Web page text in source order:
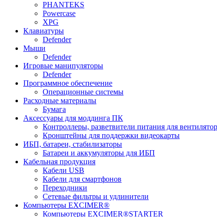
PHANTEKS
Powercase
XPG
Клавиатуры
Defender
Мыши
Defender
Игровые манипуляторы
Defender
Программное обеспечение
Операционные системы
Расходные материалы
Бумага
Аксессуары для моддинга ПК
Контроллеры, разветвители питания для
Кронштейны для поддержки видеокарты
ИБП, батареи, стабилизаторы
Батареи и аккумуляторы для ИБП
Кабельная продукция
Кабели USB
Кабели для смартфонов
Переходники
Сетевые фильтры и удлинители
Компьютеры EXCIMER®
Компьютеры EXCIMER®STARTER